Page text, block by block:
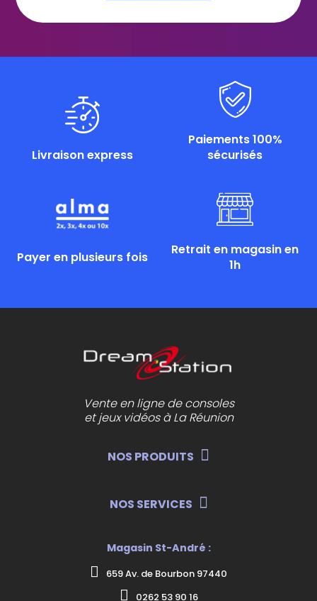
Livraison express
Paiements 100%
sécurisés
Payer en plusieurs fois
Retrait en magasin en
1h
Vente en ligne de consoles
et jeux vidéos à La Réunion
NOS PRODUITS
NOS SERVICES
Magasin St-André :
659 Av. de Bourbon 97440
0262 53 90 16